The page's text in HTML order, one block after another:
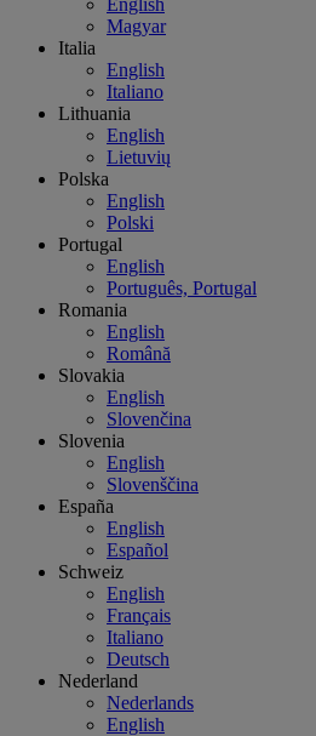
English
Magyar
Italia
English
Italiano
Lithuania
English
Lietuvių
Polska
English
Polski
Portugal
English
Português, Portugal
Romania
English
Română
Slovakia
English
Slovenčina
Slovenia
English
Slovenščina
España
English
Español
Schweiz
English
Français
Italiano
Deutsch
Nederland
Nederlands
English